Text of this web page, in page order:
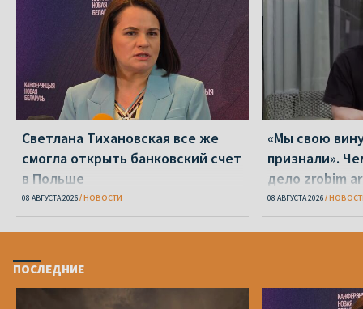
Светлана Тихановская все же
смогла открыть банковский счет
в Польше
08 АВГУСТА 2026 НОВОСТИ
«Мы свою
признали».
дело zrobim
08 АВГУСТА 2026
ПОСЛЕДНИЕ